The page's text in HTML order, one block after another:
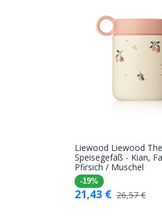
In den
Warenkorb
Liewood Liewood
Speisegefäß - Kian,
Pfirsich / Muschel
-19%
21,43€ 26,57€